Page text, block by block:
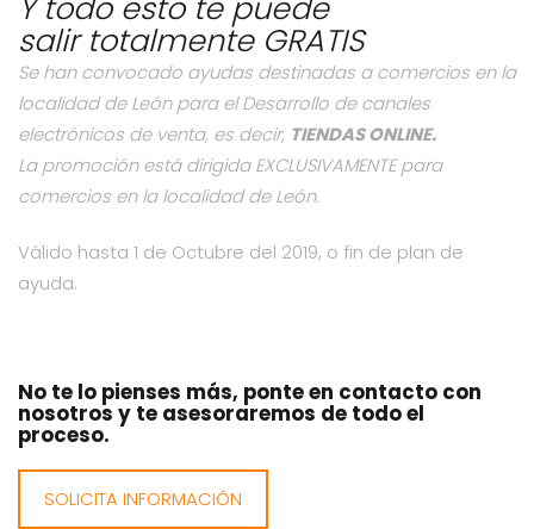
Y todo esto te puede
salir totalmente GRATIS
Se han convocado ayudas destinadas a comercios en la
localidad de León para elDesarrollo de canales
electrónicos de venta, es decir, TIENDAS ONLINE.
La promoción está dirigida EXCLUSIVAMENTE para
comercios en la localidad de León.
Válido hasta 1 de Octubre del 2019, o fin de plan de
ayuda.
No te lo pienses más, ponte en contacto con
nosotros y te asesoraremos de todo el
proceso.
SOLICITA INFORMACIÓN